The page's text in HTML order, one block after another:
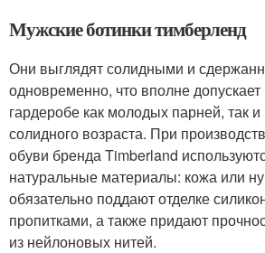
Мужские ботинки тимберленд
Они выглядят солидными и
одновременно, что вполне
гардеробе как молодых парней, так
солидного возраста. При
обуви бренда Timberland
натуральные материалы: кожа или
обязательно поддают отделке
пропитками, а также придают
из нейлоновых нитей.